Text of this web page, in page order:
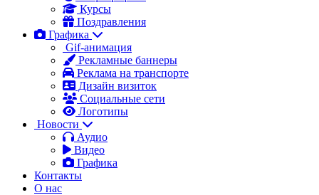
Курсы
Поздравления
Графика
Gif-анимация
Рекламные баннеры
Реклама на транспорте
Дизайн визиток
Социальные сети
Логотипы
Новости
Аудио
Видео
Графика
Контакты
О нас